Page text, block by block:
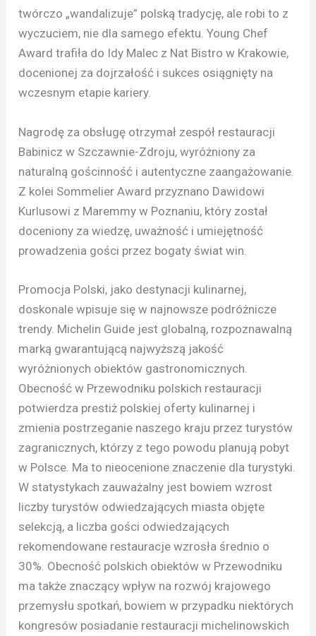
twórczo „wandalizuje” polską tradycję, ale robi to z
wyczuciem, nie dla samego efektu. Young Chef
Award trafiła do Idy Malec z Nat Bistro w Krakowie,
docenionej za dojrzałość i sukces osiągnięty na
wczesnym etapie kariery.
Nagrodę za obsługę otrzymał zespół restauracji
Babinicz w Szczawnie-Zdroju, wyróżniony za
naturalną gościnność i autentyczne zaangażowanie.
Z kolei Sommelier Award przyznano Dawidowi
Kurlusowi z Maremmy w Poznaniu, który został
doceniony za wiedzę, uważność i umiejętność
prowadzenia gości przez bogaty świat win.
Promocja Polski, jako destynacji kulinarnej,
doskonale wpisuje się w najnowsze podróżnicze
trendy. Michelin Guide jest globalną, rozpoznawalną
marką gwarantującą najwyższą jakość
wyróżnionych obiektów gastronomicznych.
Obecność w Przewodniku polskich restauracji
potwierdza prestiż polskiej oferty kulinarnej i
zmienia postrzeganie naszego kraju przez turystów
zagranicznych, którzy z tego powodu planują pobyt
w Polsce. Ma to nieocenione znaczenie dla turystyki.
W statystykach zauważalny jest bowiem wzrost
liczby turystów odwiedzających miasta objęte
selekcją, a liczba gości odwiedzających
rekomendowane restauracje wzrosła średnio o
30%. Obecność polskich obiektów w Przewodniku
ma także znaczący wpływ na rozwój krajowego
przemysłu spotkań, bowiem w przypadku niektórych
kongresów posiadanie restauracji michelinowskich